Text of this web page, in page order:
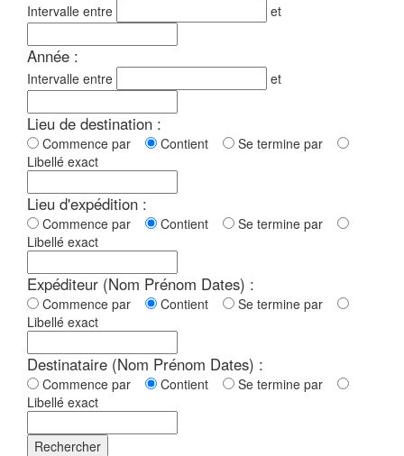
Intervalle entre et
Année :
Intervalle entre et
Lieu de destination :
Commence par Contient
Se termine par
Libellé exact
Lieu d'expédition :
Commence par Contient
Se termine par
Libellé exact
Expéditeur (Nom Prénom Dates) :
Commence par Contient
Se termine par
Libellé exact
Destinataire (Nom Prénom Dates) :
Commence par Contient
Se termine par
Libellé exact
Rechercher